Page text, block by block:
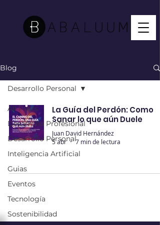
Blog
All Posts
Desarrollo Profesional
Desarrollo Personal
Inteligencia Artificial
Guias
Eventos
Tecnología
Sostenibilidad
Desarrollo Personal
La Guía del Perdón: Como
Sanar lo que aún Duele
Juan David Hernández
5 abr
7 min de lectura